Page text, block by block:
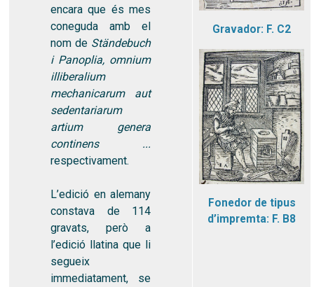
encara que és mes
coneguda amb el
nom de Ständebuch
i Panoplia, omnium
illiberalium
mechanicarum aut
sedentariarum
artium genera
continens ...
respectivament.
L’edició en alemany
constava de 114
gravats, però a
l’edició llatina que li
segueix
immediatament, se
Gravador: F. C2
Fonedor de tipus
d’impremta: F. B8